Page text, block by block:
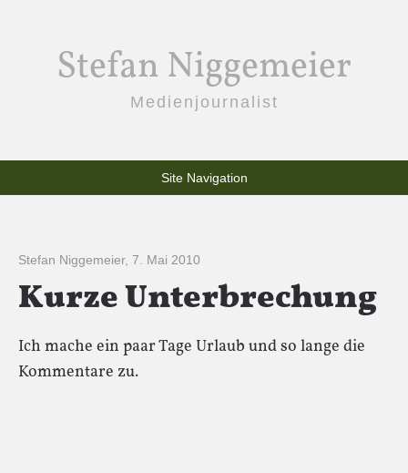
Stefan Niggemeier
Medienjournalist
Site Navigation
Stefan Niggemeier, 7. Mai 2010
Kurze Unterbrechung
Ich mache ein paar Tage Urlaub und so lange die
Kommentare zu.